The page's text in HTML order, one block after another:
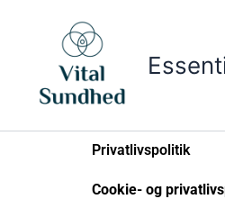
Privatlivspolitik
Cookie- og